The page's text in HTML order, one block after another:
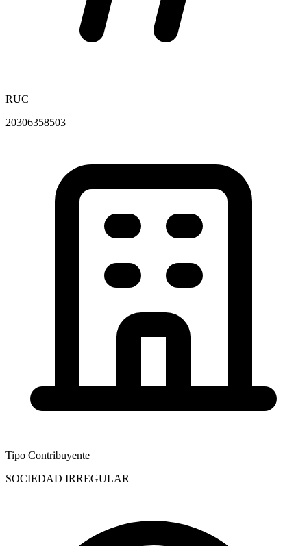
RUC
20306358503
Tipo Contribuyente
SOCIEDAD IRREGULAR